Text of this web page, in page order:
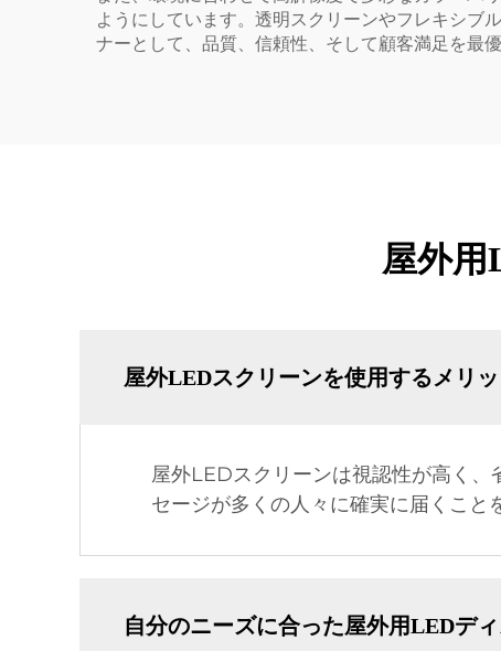
ようにしています。透明スクリーンやフレキシブ
ナーとして、品質、信頼性、そして顧客満足を最
屋外用
屋外LEDスクリーンを使用するメリ
屋外LEDスクリーンは視認性が高く、
セージが多くの人々に確実に届くこと
自分のニーズに合った屋外用LEDデ